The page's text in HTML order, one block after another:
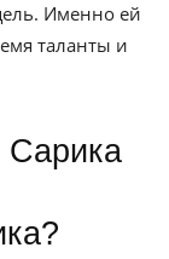
Именно ей
таланты и
Сарика